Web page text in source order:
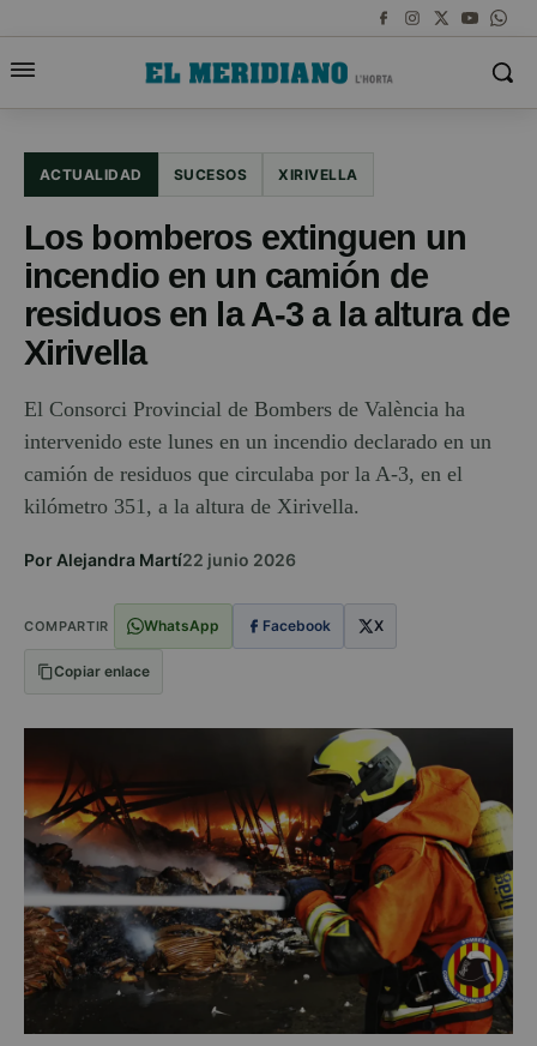
ACTUALIDAD SUCESOS XIRIVELLA
Los bomberos extinguen un
incendio en un camión de
residuos en la A-3 a la altura de
Xirivella
El Consorci Provincial de Bombers de València ha
intervenido este lunes en un incendio declarado en un
camión de residuos que circulaba por la A-3, en el
kilómetro 351, a la altura de Xirivella.
Por Alejandra Martí22 junio 2026
COMPARTIR WhatsApp Facebook X
Copiar enlace